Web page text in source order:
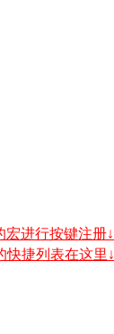
进行按键注册↓
快捷列表在这里↓